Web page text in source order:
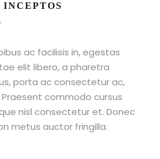
ac facilisis in, egestas
elit libero, a pharetra
porta ac consectetur ac,
commodo cursus
nisl consectetur et. Donec
metus auctor fringilla.